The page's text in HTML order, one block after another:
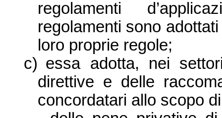
regolamenti
regolamenti sono
loro proprie regole;
c) essa adotta, nei
direttive e delle
concordatari allo scopo